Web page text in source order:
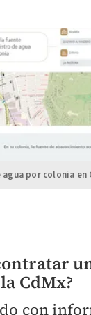
por colonia en
CdMx?
con